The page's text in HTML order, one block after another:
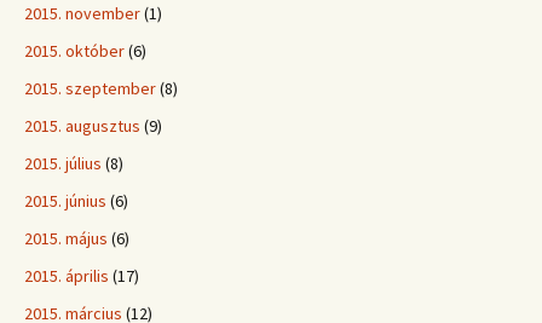
2015. november(1)
2015. október(6)
2015. szeptember(8)
2015. augusztus (9)
2015. július (8)
2015. június (6)
2015. május (6)
2015. április (17)
2015. március (12)